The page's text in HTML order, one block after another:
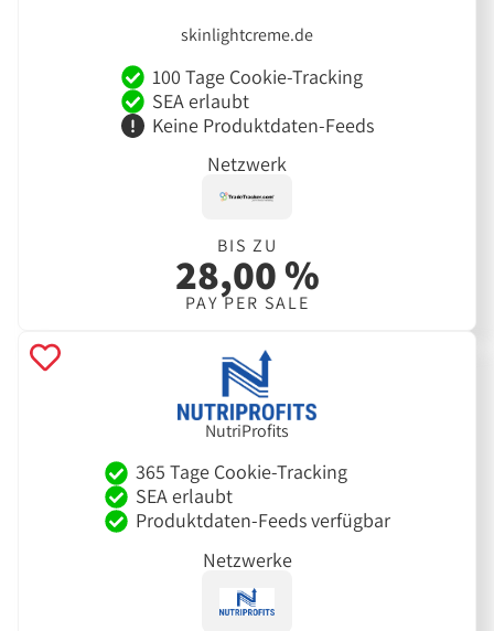
skinlightcreme.de
100 Tage Cookie-Tracking
SEA erlaubt
Keine Produktdaten-Feeds
Netzwerk
BIS ZU
28,00 %
PAY PER SALE
NutriProfits
365 Tage Cookie-Tracking
SEA erlaubt
Produktdaten-Feeds verfügbar
Netzwerke